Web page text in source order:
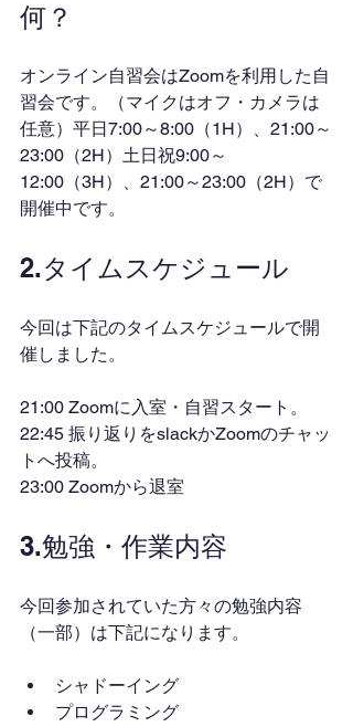
何？
オンライン自習会はZoomを利用した自
習会です。（マイクはオフ・カメラは
任意）平日7:00～8:00（1H）、21:00～
23:00（2H）土日祝9:00～
12:00（3H）、21:00～23:00（2H）で
開催中です。
2.タイムスケジュール
今回は下記のタイムスケジュールで開
催しました。
21:00 Zoomに入室・自習スタート。
22:45 振り返りをslackかZoomのチャッ
トへ投稿。
23:00 Zoomから退室
3.勉強・作業内容
今回参加されていた方々の勉強内容
（一部）は下記になります。
シャドーイング
プログラミング